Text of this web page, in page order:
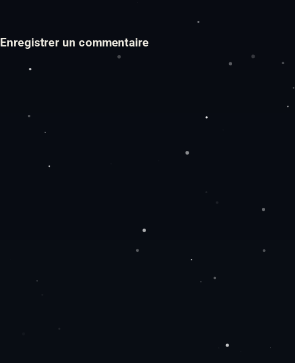
Enregistrer un commentaire